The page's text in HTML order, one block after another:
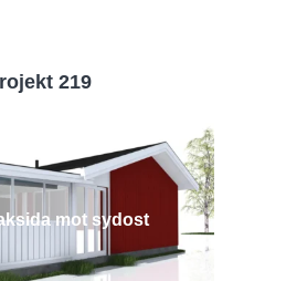
219
mot sydost